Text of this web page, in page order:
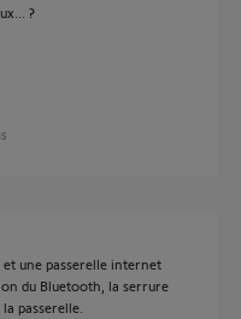
?
et une passerelle internet
du Bluetooth, la serrure
passerelle.